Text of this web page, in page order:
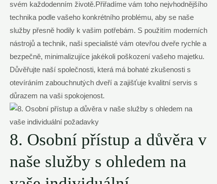
svém každodenním životě.Přiřadíme vám toho nejvhodnějšího
technika podle vašeho konkrétního problému, aby se naše
služby přesně hodily k vašim potřebám. S použitím moderních
nástrojů a technik, naši specialisté vám otevřou dveře rychle a
bezpečně, minimalizujíce jakékoli poškození vašeho majetku.
Důvěřujte naší společnosti, která má bohaté zkušenosti s
otevíráním zabouchnutých dveří a zajišťuje kvalitní servis s
důrazem na vaši spokojenost.
8. Osobní přístup a důvěra v
naše služby s ohledem na